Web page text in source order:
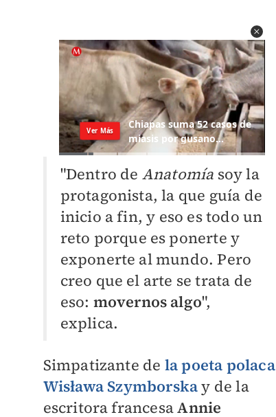
"Dentro de Anatomía soy la
protagonista, la que guía de
inicio a fin, y eso es todo un
reto porque es ponerte y
exponerte al mundo. Pero
creo que el arte se trata de
eso: movernos algo",
explica.
Simpatizante de la poeta polaca
Wisława Szymborskay de la
escritora francesaAnnie